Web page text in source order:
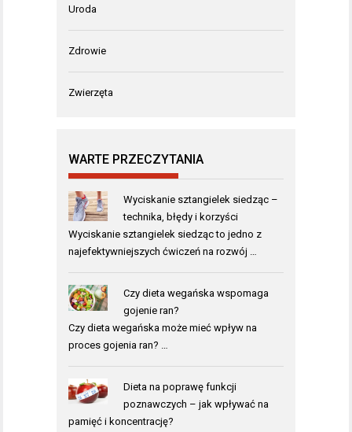
Uroda
Zdrowie
Zwierzęta
WARTE PRZECZYTANIA
Wyciskanie sztangielek siedząc –
technika, błędy i korzyści
Wyciskanie sztangielek siedząc to jedno z
najefektywniejszych ćwiczeń na rozwój …
Czy dieta wegańska wspomaga
gojenie ran?
Czy dieta wegańska może mieć wpływ na
proces gojenia ran? …
Dieta na poprawę funkcji
poznawczych – jak wpływać na
pamięć i koncentrację?